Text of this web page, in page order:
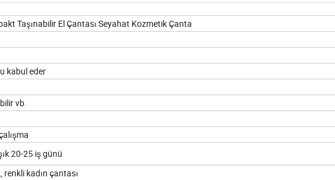
Taşınabilir El Çantası Seyahat Kozmetik Çanta
kabul eder
vb.
20-25 iş günü
kadın çantası